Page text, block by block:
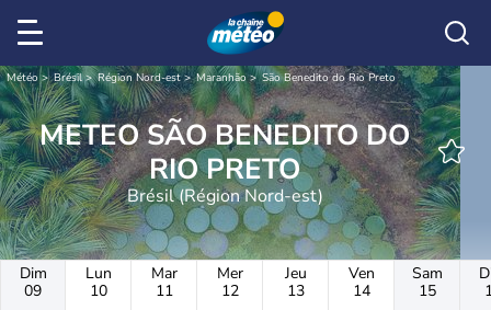
Météo Brésil Région Nord-est Maranhão São Benedito do Rio Preto
METEO SÃO BENEDITO DO
RIO PRETO
Brésil (Région Nord-est)
Dim
09
Lun
10
Mar
11
Mer
12
Jeu
13
Ven
14
Sam
15